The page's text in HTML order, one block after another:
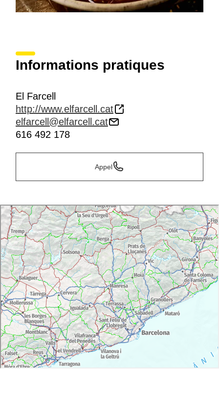
Informations pratiques
El Farcell
http://www.elfarcell.cat
elfarcell@elfarcell.cat
616 492 178
Appel